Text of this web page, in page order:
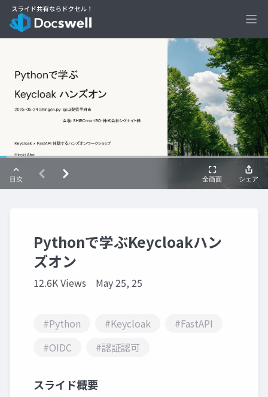
Pythonで学ぶKeycloakハン
ズオン
12.6K Views May 25, 25
#Python #Keycloak
#FastAPI
#OIDC
#認証認可
スライド概要